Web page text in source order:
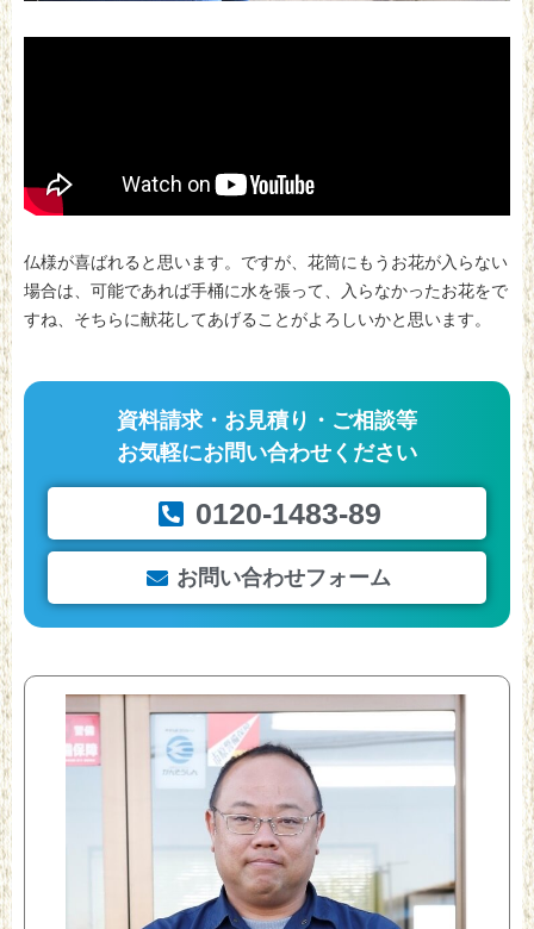
仏様が喜ばれると思います。ですが、花筒にもうお花が入らない
場合は、可能であれば手桶に水を張って、入らなかったお花をで
すね、そちらに献花してあげることがよろしいかと思います。
資料請求・お見積り・ご相談等
お気軽にお問い合わせください
0120-1483-89
お問い合わせフォーム